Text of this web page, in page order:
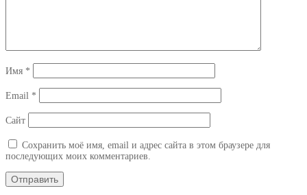
Имя *
Email *
Сайт
Сохранить моё имя, email и адрес сайта в этом браузере для
последующих моих комментариев.